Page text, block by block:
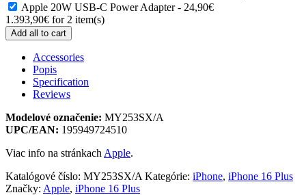
Apple 20W USB-C Power Adapter- 24,90€
1.393,90€ for 2 item(s)
Add all to cart
Accessories
Popis
Specification
Reviews
Modelové označenie: MY253SX/A
UPC/EAN: 195949724510
Viac info na stránkach Apple.
Katalógové číslo: MY253SX/A Kategórie: iPhone, iPhone 16 Plus
Značky: Apple, iPhone 16 Plus